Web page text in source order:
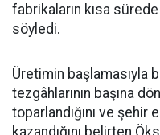
fabrikaların kısa
söyledi.
Üretimin başlamasıyla
tezgâhlarının başına
toparlandığını ve
kazandığını belirten